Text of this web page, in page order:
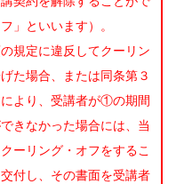
」といいます）。
規定に違反してクーリン
た場合、または同条第３
より、受講者が①の期間
きなかった場合には、当
ーリング・オフをするこ
付し、その書面を受講者